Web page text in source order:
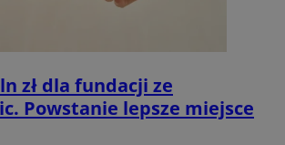
zł dla fundacji ze
Powstanie lepsze miejsce